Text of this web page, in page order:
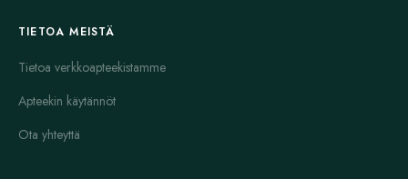
TIETOA MEISTÄ
Tietoa verkkoapteekistamme
Apteekin käytännöt
Ota yhteyttä